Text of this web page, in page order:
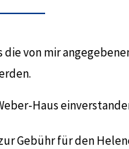
von mir
Haus
Gebühr für den